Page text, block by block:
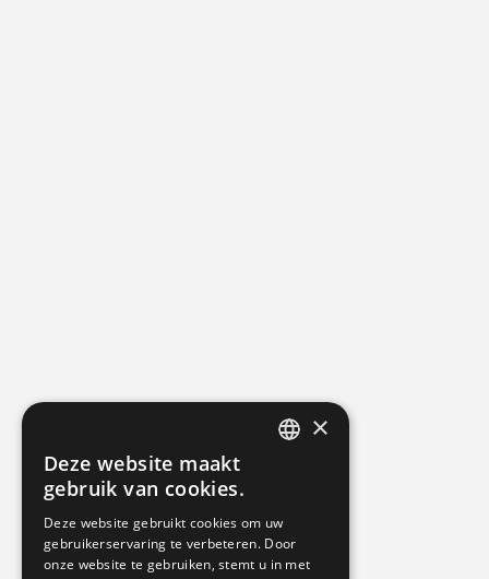
ENGLISH
×
Deze website maakt
gebruik van cookies.
Deze website gebruikt cookies om uw
gebruikerservaring te verbeteren. Door
onze website te gebruiken, stemt u in met